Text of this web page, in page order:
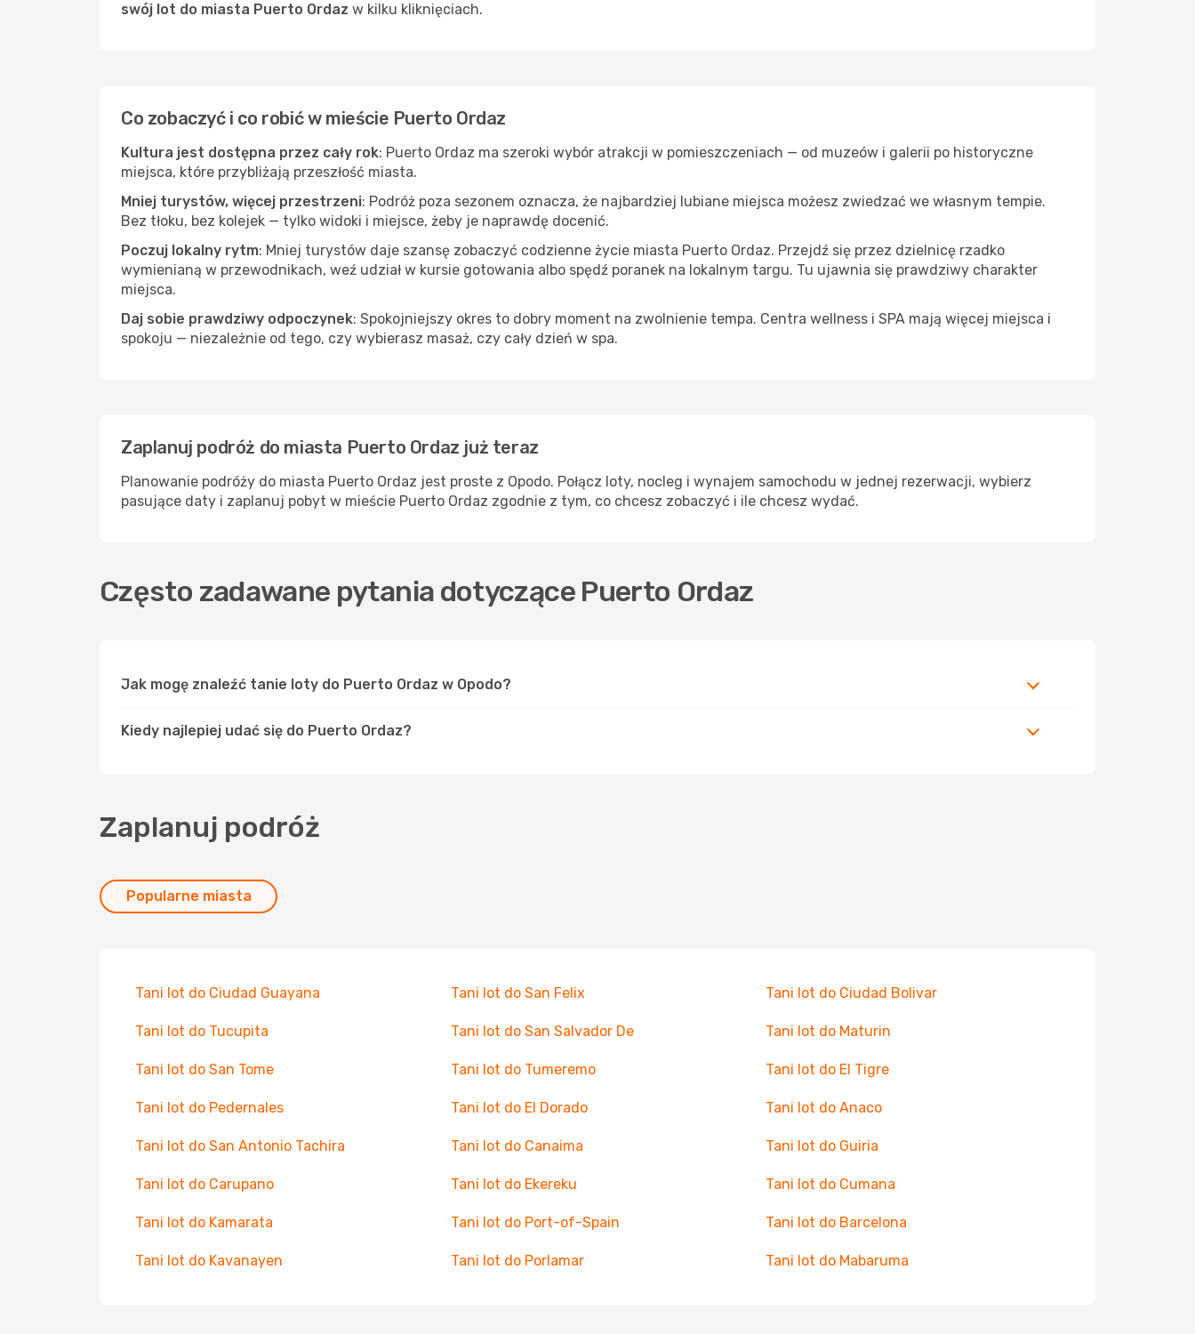
swój lot do miasta Puerto Ordaz w kilku kliknięciach.
Co zobaczyć i co robić w mieście Puerto Ordaz
Kultura jest dostępna przez cały rok: Puerto Ordaz ma szeroki wybór atrakcji w pomieszczeniach — od muzeów i galerii po historyczne
miejsca, które przybliżają przeszłość miasta.
Mniej turystów, więcej przestrzeni: Podróż poza sezonem oznacza, że najbardziej lubiane miejsca możesz zwiedzać we własnym tempie.
Bez tłoku, bez kolejek — tylko widoki i miejsce, żeby je naprawdę docenić.
Poczuj lokalny rytm: Mniej turystów daje szansę zobaczyć codzienne życie miasta Puerto Ordaz. Przejdź się przez dzielnicę rzadko
wymienianą w przewodnikach, weź udział w kursie gotowania albo spędź poranek na lokalnym targu. Tu ujawnia się prawdziwy charakter
miejsca.
Daj sobie prawdziwy odpoczynek: Spokojniejszy okres to dobry moment na zwolnienie tempa. Centra wellness i SPA mają więcej miejsca i
spokoju — niezależnie od tego, czy wybierasz masaż, czy cały dzień w spa.
Zaplanuj podróż do miasta Puerto Ordaz już teraz
Planowanie podróży do miasta Puerto Ordaz jest proste z Opodo. Połącz loty, nocleg i wynajem samochodu w jednej rezerwacji, wybierz
pasujące daty i zaplanuj pobyt w mieście Puerto Ordaz zgodnie z tym, co chcesz zobaczyć i ile chcesz wydać.
Często zadawane pytania dotyczące Puerto Ordaz
Jak mogę znaleźć tanie loty do Puerto Ordaz w Opodo?
Kiedy najlepiej udać się do Puerto Ordaz?
Zaplanuj podróż
Popularne miasta
Tani lot do Ciudad Guayana Tani lot do San Felix Tani lot do Ciudad Bolivar
Tani lot do Tucupita Tani lot do San Salvador De Tani lot do Maturin
Tani lot do San Tome Tani lot do Tumeremo Tani lot do El Tigre
Tani lot do Pedernales Tani lot do El Dorado Tani lot do Anaco
Tani lot do San Antonio Tachira Tani lot do Canaima Tani lot do Guiria
Tani lot do Carupano Tani lot do Ekereku Tani lot do Cumana
Tani lot do Kamarata Tani lot do Port-of-Spain Tani lot do Barcelona
Tani lot do Kavanayen Tani lot do Porlamar Tani lot do Mabaruma